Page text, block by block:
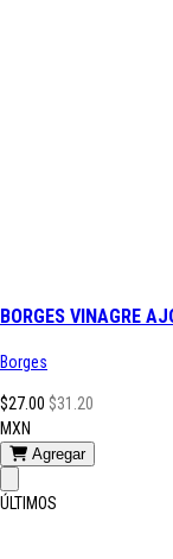
BORGES VINAGRE
Borges
$27.00 $31.20
MXN
Agregar
ÚLTIMOS